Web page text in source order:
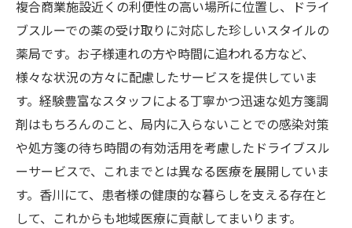
複合商業施設近くの利便性の高い場所に位置し、ドライ
ブスルーでの薬の受け取りに対応した珍しいスタイルの
薬局です。お子様連れの方や時間に追われる方など、
様々な状況の方々に配慮したサービスを提供していま
す。経験豊富なスタッフによる丁寧かつ迅速な処方箋調
剤はもちろんのこと、局内に入らないことでの感染対策
や処方箋の待ち時間の有効活用を考慮したドライブスル
ーサービスで、これまでとは異なる医療を展開していま
す。香川にて、患者様の健康的な暮らしを支える存在と
して、これからも地域医療に貢献してまいります。